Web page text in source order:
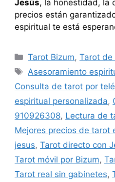
Jesús, la honestidad, la
precios están
espiritual te está
Categorías
Tarot Bizum,Tarot de
Etiquetas
Asesoramiento
Consulta de tarot por
espiritual personalizada,
910926308, Lectura de
Mejores precios de tarot
jesus, Tarot directo con
Tarot móvil por Bizum,
Tarot real sin gabinetes,